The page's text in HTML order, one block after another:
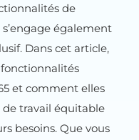
de
également
Dans cet article,
et comment elles
travail équitable
besoins. Que vous